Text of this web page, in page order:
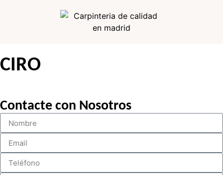
CIRO
Contacte con Nosotros